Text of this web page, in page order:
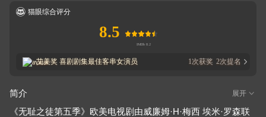
猫眼综合评分
8.5
艾美奖 喜剧剧集最佳客串女演员 1次获奖 2次提名
简介 展开
《无耻之徒第五季》欧美电视剧由威廉姆·H·梅西 埃米·罗森联